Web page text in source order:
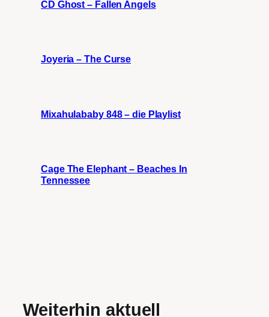
CD Ghost – Fallen Angels
Joyeria – The Curse
Mixahulababy 848 – die Playlist
Cage The Elephant – Beaches In
Tennessee
Weiterhin aktuell